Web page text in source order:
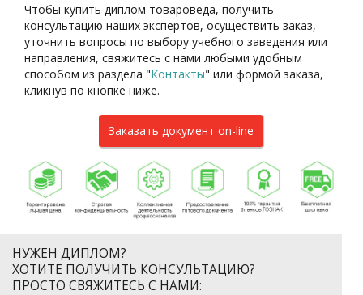
Чтобы купить диплом товароведа, получить
консультацию наших экспертов, осуществить заказ,
уточнить вопросы по выбору учебного заведения или
направления, свяжитесь с нами любыми удобным
способом из раздела "Контакты" или формой заказа,
кликнув по кнопке ниже.
Заказать документ on-line
НУЖЕН ДИПЛОМ?
ХОТИТЕ ПОЛУЧИТЬ КОНСУЛЬТАЦИЮ?
ПРОСТО СВЯЖИТЕСЬ С НАМИ: